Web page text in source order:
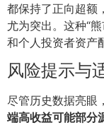
都保持了正向超额
尤为突出。这种“
和个人投资者资产
风险提示与
尽管历史数据亮眼
端高收益可能部分